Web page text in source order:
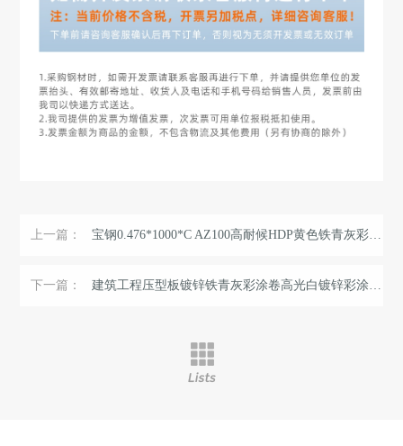
上一篇： 宝钢0.476*1000*C AZ100高耐候HDP黄色铁青灰彩涂板
下一篇：